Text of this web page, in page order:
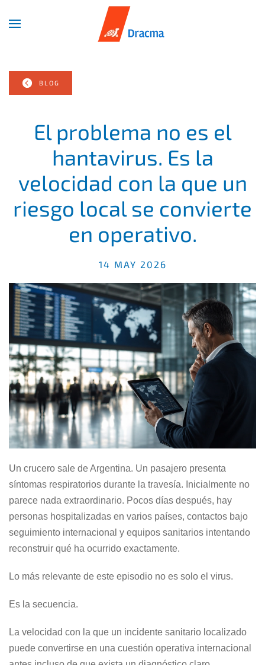
content
BLOG
El problema no es el
hantavirus. Es la
velocidad con la que un
riesgo local se convierte
en operativo.
14 MAY 2026
Un crucero sale de Argentina. Un pasajero presenta
síntomas respiratorios durante la travesía. Inicialmente no
parece nada extraordinario. Pocos días después, hay
personas hospitalizadas en varios países, contactos bajo
seguimiento internacional y equipos sanitarios intentando
reconstruir qué ha ocurrido exactamente.
Lo más relevante de este episodio no es solo el virus.
Es la secuencia.
La velocidad con la que un incidente sanitario localizado
puede convertirse en una cuestión operativa internacional